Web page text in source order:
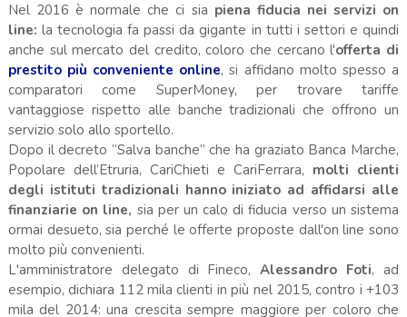
Nel 2016 è normale che ci sia piena fiducia nei servizi on
line: la tecnologia fa passi da gigante in tutti i settori e quindi
anche sul mercato del credito, coloro che cercano l'offerta di
prestito più conveniente online, si affidano molto spesso a
comparatori come SuperMoney, per trovare tariffe
vantaggiose rispetto alle banche tradizionali che offrono un
servizio solo allo sportello.
Dopo il decreto “Salva banche” che ha graziato Banca Marche,
Popolare dell’Etruria, CariChieti e CariFerrara, molti clienti
degli istituti tradizionali hanno iniziato ad affidarsi alle
finanziarie on line, sia per un calo di fiducia verso un sistema
ormai desueto, sia perché le offerte proposte dall'on line sono
molto più convenienti.
L'amministratore delegato di Fineco,Alessandro Foti, ad
esempio, dichiara 112 mila clienti in più nel 2015, contro i +103
mila del 2014: una crescita sempre maggiore per coloro che